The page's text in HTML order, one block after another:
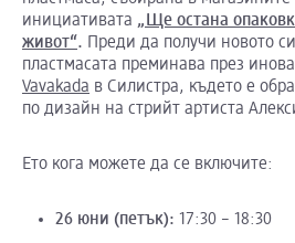
инициативата „Ще остана
живот“. Преди да получи новото
пластмасата преминава през
Vavakada в Силистра, където е
по дизайн на стрийт артиста
Ето кога можете да се включите:
26 юни (петък): 17:30 – 18:30